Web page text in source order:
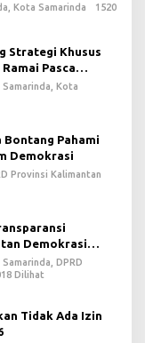
Kota Samarinda
1520
Strategi Khusus
Pasca
Samarinda, Kota
Bontang Pahami
Demokrasi
Provinsi Kalimantan
Demokrasi
DPRD
Dilihat
Tidak Ada Izin